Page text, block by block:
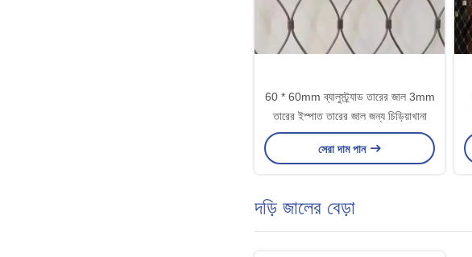
60 * 60mm ব্যালুস্ট্র্যাড তারের জাল 3mm
তারের ইস্পাত তারের জাল জন্য চিড়িয়াখানা
সেরা দাম পান
দড়ি জালের বেড়া